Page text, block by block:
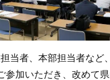
当者、本部担当者など
参加いただき、改めて